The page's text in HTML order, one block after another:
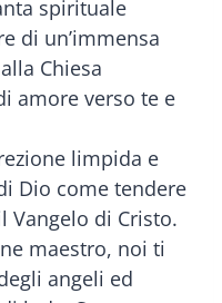
spirituale
di un’immensa
Chiesa
amore verso te e
limpida e
Dio come tendere
Vangelo di Cristo.
maestro, noi ti
angeli ed